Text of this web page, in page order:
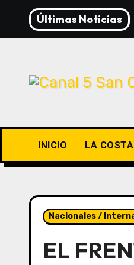
contenido
Últimas Noticias
VIVO: TRAS
INICIO LA COSTA
Nacionales /
EL